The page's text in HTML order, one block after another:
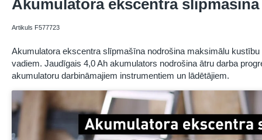
Akumulatora ekscentra slīpmašīna
Artikuls F577723
Akumulatora ekscentra slīpmašīna nodrošina maksimālu
vadiem. Jaudīgais 4,0 Ah akumulators nodrošina ātru darba
akumulatoru darbināmajiem instrumentiem un lādētājiem.